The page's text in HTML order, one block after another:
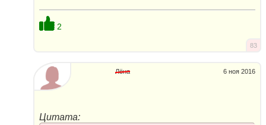
2
83
6 ноя 2016
Лёна
Цитата: